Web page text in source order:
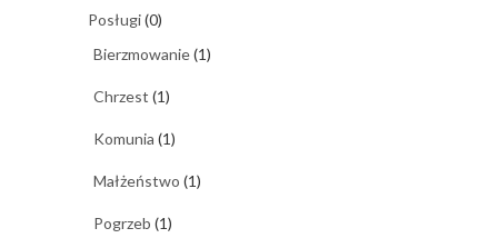
Posługi(0)
Bierzmowanie(1)
Chrzest (1)
Komunia (1)
Małżeństwo (1)
Pogrzeb (1)